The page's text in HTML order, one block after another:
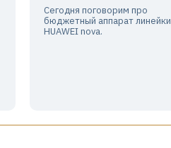
Сегодня поговорим про
бюджетный аппарат линейки
HUAWEI nova.